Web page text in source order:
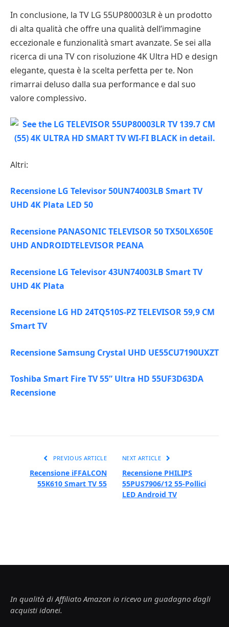
In conclusione, la TV LG 55UP80003LR è un prodotto
di alta qualità che offre una qualità dell’immagine
eccezionale e funzionalità smart avanzate. Se sei alla
ricerca di una TV con risoluzione 4K Ultra HD e design
elegante, questa è la scelta perfetta per te. Non
rimarrai deluso dalla sua performance e dal suo
valore complessivo.
Altri:
Recensione LG Televisor 50UN74003LB Smart TV
UHD 4K Plata LED 50
Recensione PANASONIC TELEVISOR 50 TX50LX650E
UHD ANDROIDTELEVISOR PEANA
Recensione LG Televisor 43UN74003LB Smart TV
UHD 4K Plata
Recensione LG HD 24TQ510S-PZ TELEVISOR 59,9 CM
Smart TV
Recensione Samsung Crystal UHD UE55CU7190UXZT
Toshiba Smart Fire TV 55” Ultra HD 55UF3D63DA
Recensione
PREVIOUS ARTICLE
Recensione iFFALCON
55K610 Smart TV 55
NEXT ARTICLE
Recensione PHILIPS
55PUS7906/12 55-Pollici
LED Android TV
In qualità di Affiliato Amazon io ricevo un guadagno dagli
acquisti idonei.